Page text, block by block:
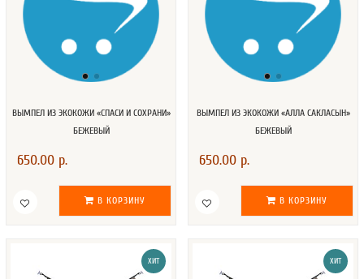
ВЫМПЕЛ ИЗ ЭКОКОЖИ «СПАСИ И СОХРАНИ»
БЕЖЕВЫЙ
650.00 р.
В КОРЗИНУ
ВЫМПЕЛ ИЗ ЭКОКОЖИ «АЛЛА САКЛАСЫН»
БЕЖЕВЫЙ
650.00 р.
В КОРЗИНУ
ХИТ ХИТ